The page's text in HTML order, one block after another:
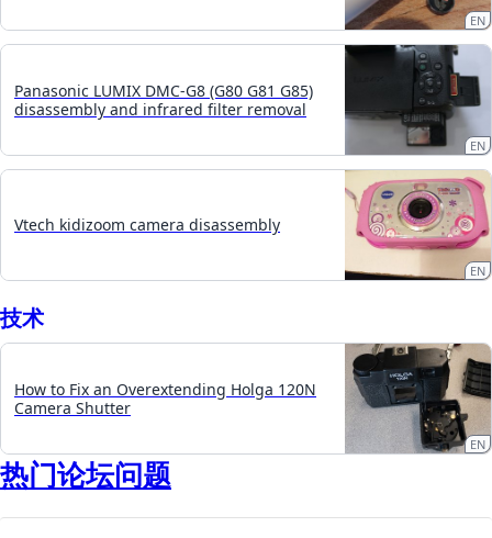
EN
Panasonic LUMIX DMC-G8 (G80 G81 G85)
disassembly and infrared filter removal
EN
Vtech kidizoom camera disassembly
EN
技术
How to Fix an Overextending Holga 120N
Camera Shutter
EN
热门论坛问题